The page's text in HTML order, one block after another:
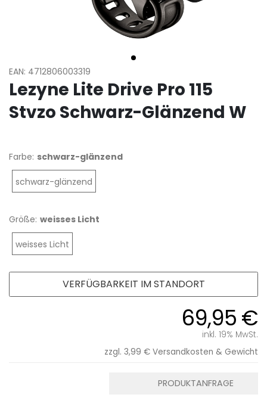
EAN: 4712806003319
Lezyne Lite Drive Pro 115
Stvzo Schwarz-Glänzend W
Farbe: schwarz-glänzend
schwarz-glänzend
Größe: weisses Licht
weisses Licht
69,95 €
inkl. 19% MwSt.
zzgl. 3,99 € Versandkosten & Gewicht
PRODUKTANFRAGE
VERFÜGBARKEIT IM STANDORT